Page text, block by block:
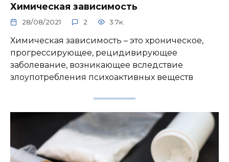
Химическая зависимость
28/08/2021 2 3.7к.
Химическая зависимость – это хроническое,
прогрессирующее, рецидивирующее
заболевание, возникающее вследствие
злоупотребления психоактивных веществ